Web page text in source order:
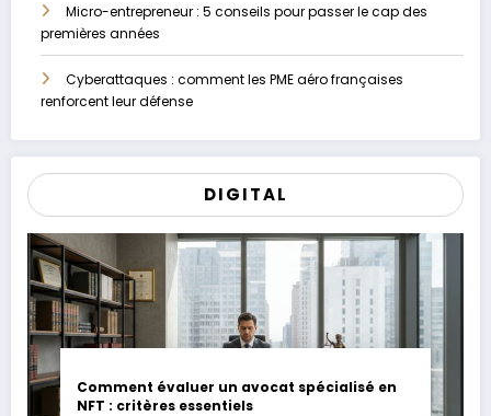
Micro-entrepreneur : 5 conseils pour passer le cap des
premières années
Cyberattaques : comment les PME aéro françaises
renforcent leur défense
DIGITAL
Comment évaluer un avocat spécialisé en
NFT : critères essentiels